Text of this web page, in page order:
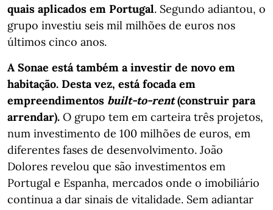
quais aplicados em Portugal. Segundo adiantou, o
grupo investiu seis mil milhões de euros nos
últimos cinco anos.
A Sonae está também a investir de novo em
habitação. Desta vez, está focada em
empreendimentos built-to-rent(construir para
arrendar). O grupo tem em carteira três projetos,
num investimento de 100 milhões de euros, em
diferentes fases de desenvolvimento. João
Dolores revelou que são investimentos em
Portugal e Espanha, mercados onde o imobiliário
continua a dar sinais de vitalidade. Sem adiantar